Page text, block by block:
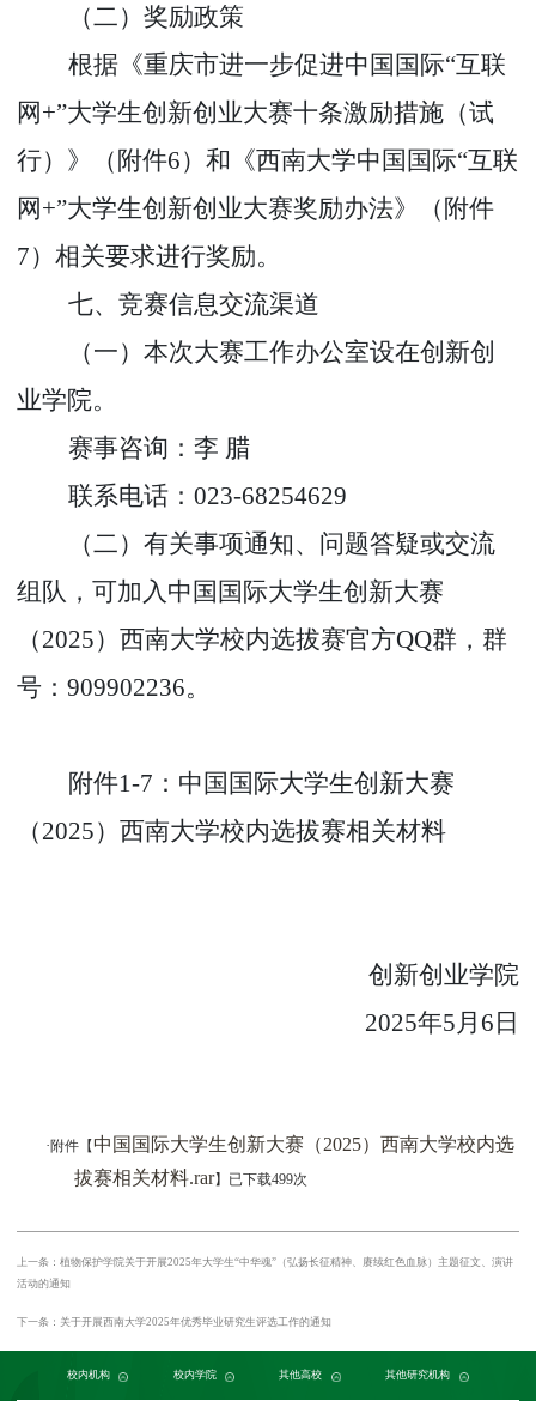
（二）奖励政策
根据《重庆市进一步促进中国国际“互联
网+”大学生创新创业大赛十条激励措施（试
行）》（附件6）和《西南大学中国国际“互联
网+”大学生创新创业大赛奖励办法》（附件
7）相关要求进行奖励。
七、竞赛信息交流渠道
（一）本次大赛工作办公室设在创新创
业学院。
赛事咨询：李 腊
联系电话： 023-68254629
（二）有关事项通知、问题答疑或交流
组队，可加入中国国际大学生创新大赛
（2025）西南大学校内选拔赛官方QQ群，群
号： 909902236。
附件1-7 ：中国国际大学生创新大赛
（2025）西南大学校内选拔赛相关材料
创新创业学院
2025年5月 6 日
·附件【 中国国际大学生创新大赛（2025）西南大学校内选
拔赛相关材料.rar】已下载499次
上一条：植物保护学院关于开展2025年大学生“中华魂”（弘扬长征精神、赓续红色血脉）主题征文、演讲
活动的通知
下一条：关于开展西南大学2025年优秀毕业研究生评选工作的通知
校内机构
党委组织部 党委宣传部 发展规划与学科建设部 人力资源部 本科生院 研究生院 科学技术发展研究院
校内学院
农学与生物科技学院 园艺园林学院 生命科学学院 生物技术学院 资源环境学院
其他高校
中国农业大学 浙江大学 西北农林科技大学 南京农业大学 华中农业大学 华南农业大学 山西农业大学
其他研究机构
中国农业科学院植物保护研究所 中国科学院植物研究所 中国科学院 中国农业科学院 重庆市农业科学院